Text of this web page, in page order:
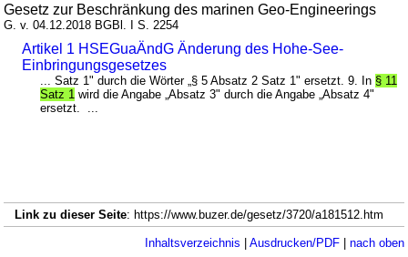
Gesetz zur Beschränkung des marinen Geo-Engineerings
G. v. 04.12.2018 BGBl. I S. 2254
Artikel 1 HSEGuaÄndG Änderung des Hohe-See-
Einbringungsgesetzes
... Satz 1" durch die Wörter „§ 5 Absatz 2 Satz 1" ersetzt. 9. In § 11
Satz 1 wird die Angabe „Absatz 3" durch die Angabe „Absatz 4"
ersetzt. ...
Link zu dieser Seite: https://www.buzer.de/gesetz/3720/a181512.htm
Inhaltsverzeichnis Ausdrucken/PDF| nach oben